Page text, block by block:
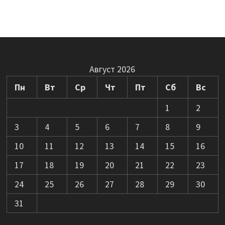
Август 2026
Пн
Вт Ср Чт Пт Сб
Вс
1
2
3
4 5 6 7 8
9
10
11 12 13 14 15
16
17
18 19 20 21 22
23
24
25 26 27 28 29
30
31